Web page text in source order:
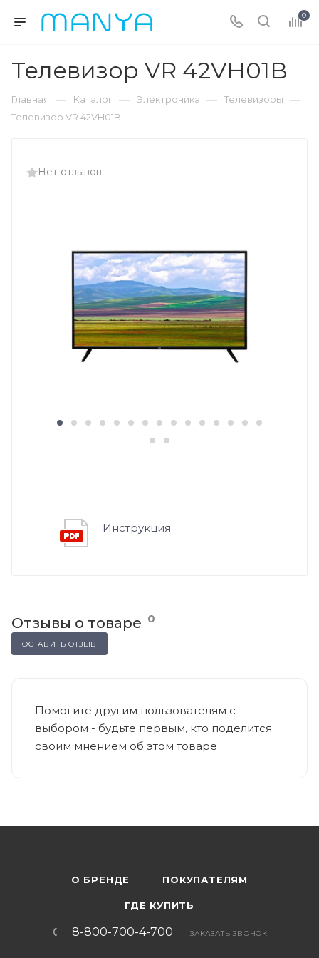
0
Телевизор VR 42VH01B
Главная — Каталог — Электроника — Телевизоры —
Телевизор VR 42VH01B
Нет отзывов
Инструкция
Отзывы о товаре 0
ОСТАВИТЬ ОТЗЫВ
Помогите другим пользователям с
выбором - будьте первым, кто поделится
своим мнением об этом товаре
О БРЕНДЕ ПОКУПАТЕЛЯМ
ГДЕ КУПИТЬ
8-800-700-4-700 ЗАКАЗАТЬ ЗВОНОК